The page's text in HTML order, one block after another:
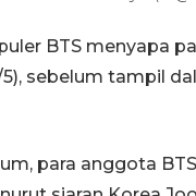
BTS menyapa
sebelum tampil
para anggota